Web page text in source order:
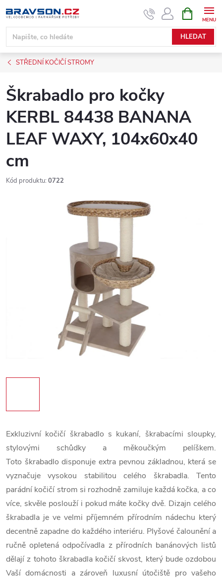
na
obsah
HLEDAT
NÁKUPNÍ
KOŠÍK
STŘEDNÍ KOČIČÍ STROMY
Škrabadlo pro kočky
KERBL 84438 BANANA
LEAF WAXY, 104x60x40
cm
Kód produktu: 0722
Exkluzivní kočičí škrabadlo s kukaní, škrabacími sloupky,
stylovými schůdky a měkoučkým pelíškem.
Toto škrabadlo disponuje extra pevnou základnou, která se
vyznačuje vysokou stabilitou celého škrabadla. Tento
parádní kočičí strom si rozhodně zamiluje každá kočka, a co
více, skvěle poslouží i pokud máte kočky dvě. Dizajn celého
škrabadla je ve velmi příjemném přírodním nádechu který
decentně zapadne do každého interiéru. Plyšové čalounění a
ručně opletená odpočívadla z přírodních banánových listů
dělají z tohoto škrabadla kočičí skvost, který bude ozdobou
Vaší domácnosti a zároveň luxusní útočiště pro vašeho